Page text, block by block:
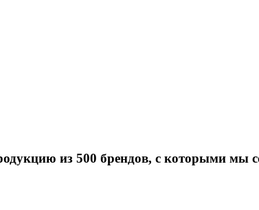
из 500 брендов, с которыми мы